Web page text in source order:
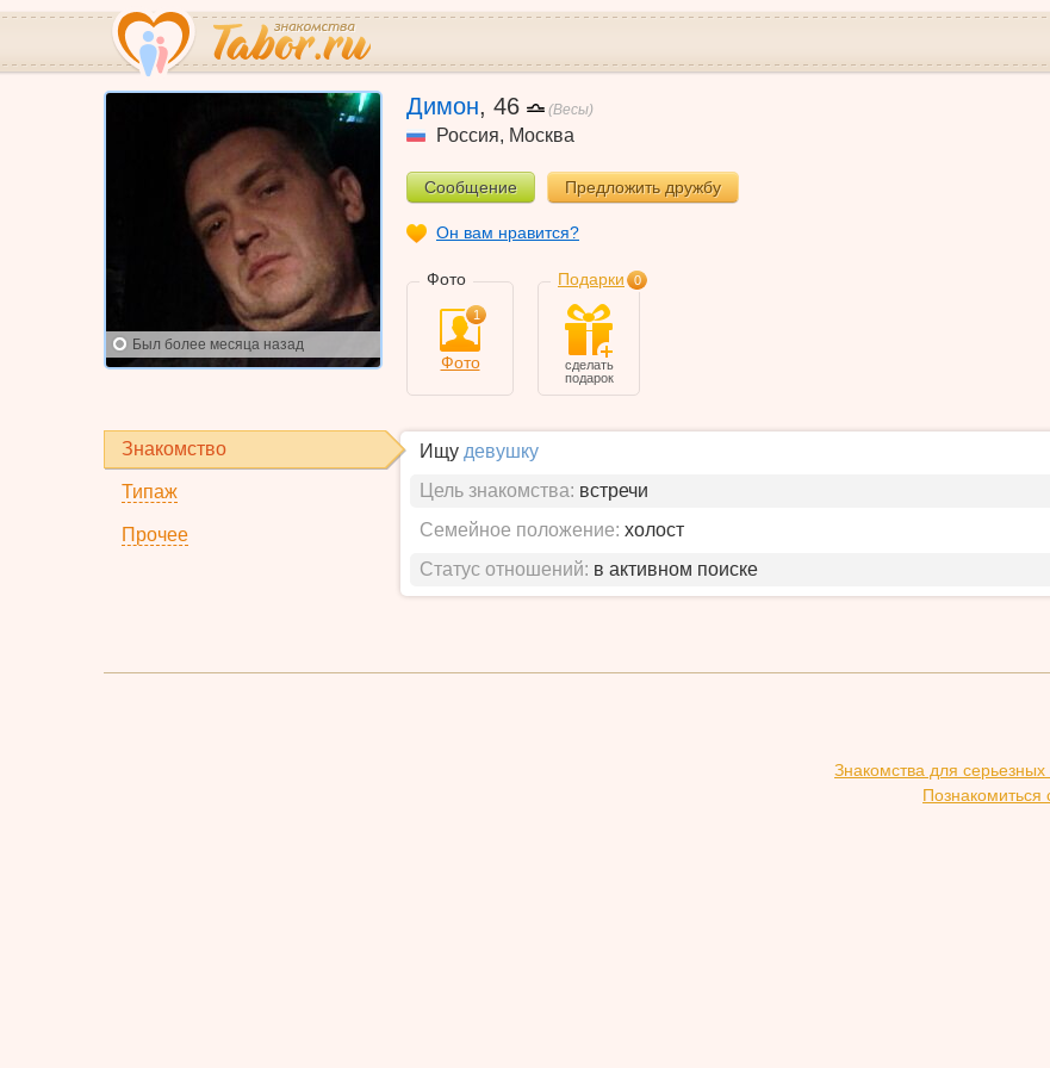
Был более месяца назад
Димон, 46 (Весы)
Россия, Москва
Сообщение Предложить дружбу
Он вам нравится?
Фото
1
Фото
Подарки 0
сделать
подарок
Знакомство
Типаж
Прочее
Ищу девушку
Цель знакомства: встречи
Семейное положение: холост
Статус отношений: в активном поиске
Знакомства для